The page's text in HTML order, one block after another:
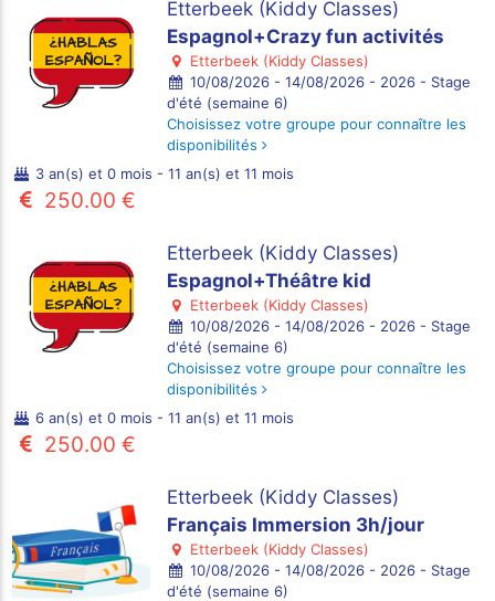
Etterbeek (Kiddy Classes)
Espagnol+Crazy fun activités
Etterbeek (Kiddy Classes)
10/08/2026 - 14/08/2026 - 2026 - Stage
d'été (semaine 6)
Choisissez votre groupe pour connaître les
disponibilités
3 an(s) et 0 mois - 11 an(s) et 11 mois
250.00 €
Etterbeek (Kiddy Classes)
Espagnol+Théâtre kid
Etterbeek (Kiddy Classes)
10/08/2026 - 14/08/2026 - 2026 - Stage
d'été (semaine 6)
Choisissez votre groupe pour connaître les
disponibilités
6 an(s) et 0 mois - 11 an(s) et 11 mois
250.00 €
Etterbeek (Kiddy Classes)
Français Immersion 3h/jour
Etterbeek (Kiddy Classes)
10/08/2026 - 14/08/2026 - 2026 - Stage
d'été (semaine 6)